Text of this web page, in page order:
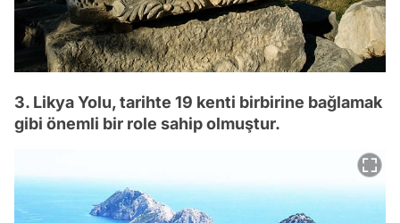
3. Likya Yolu, tarihte 19 kenti birbirine bağlamak
gibi önemli bir role sahip olmuştur.